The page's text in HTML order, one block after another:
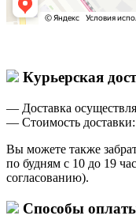
Курьерская
— Доставка
— Стоимость
Вы можете также
по будням с 10 до 19
согласованию).
Способы